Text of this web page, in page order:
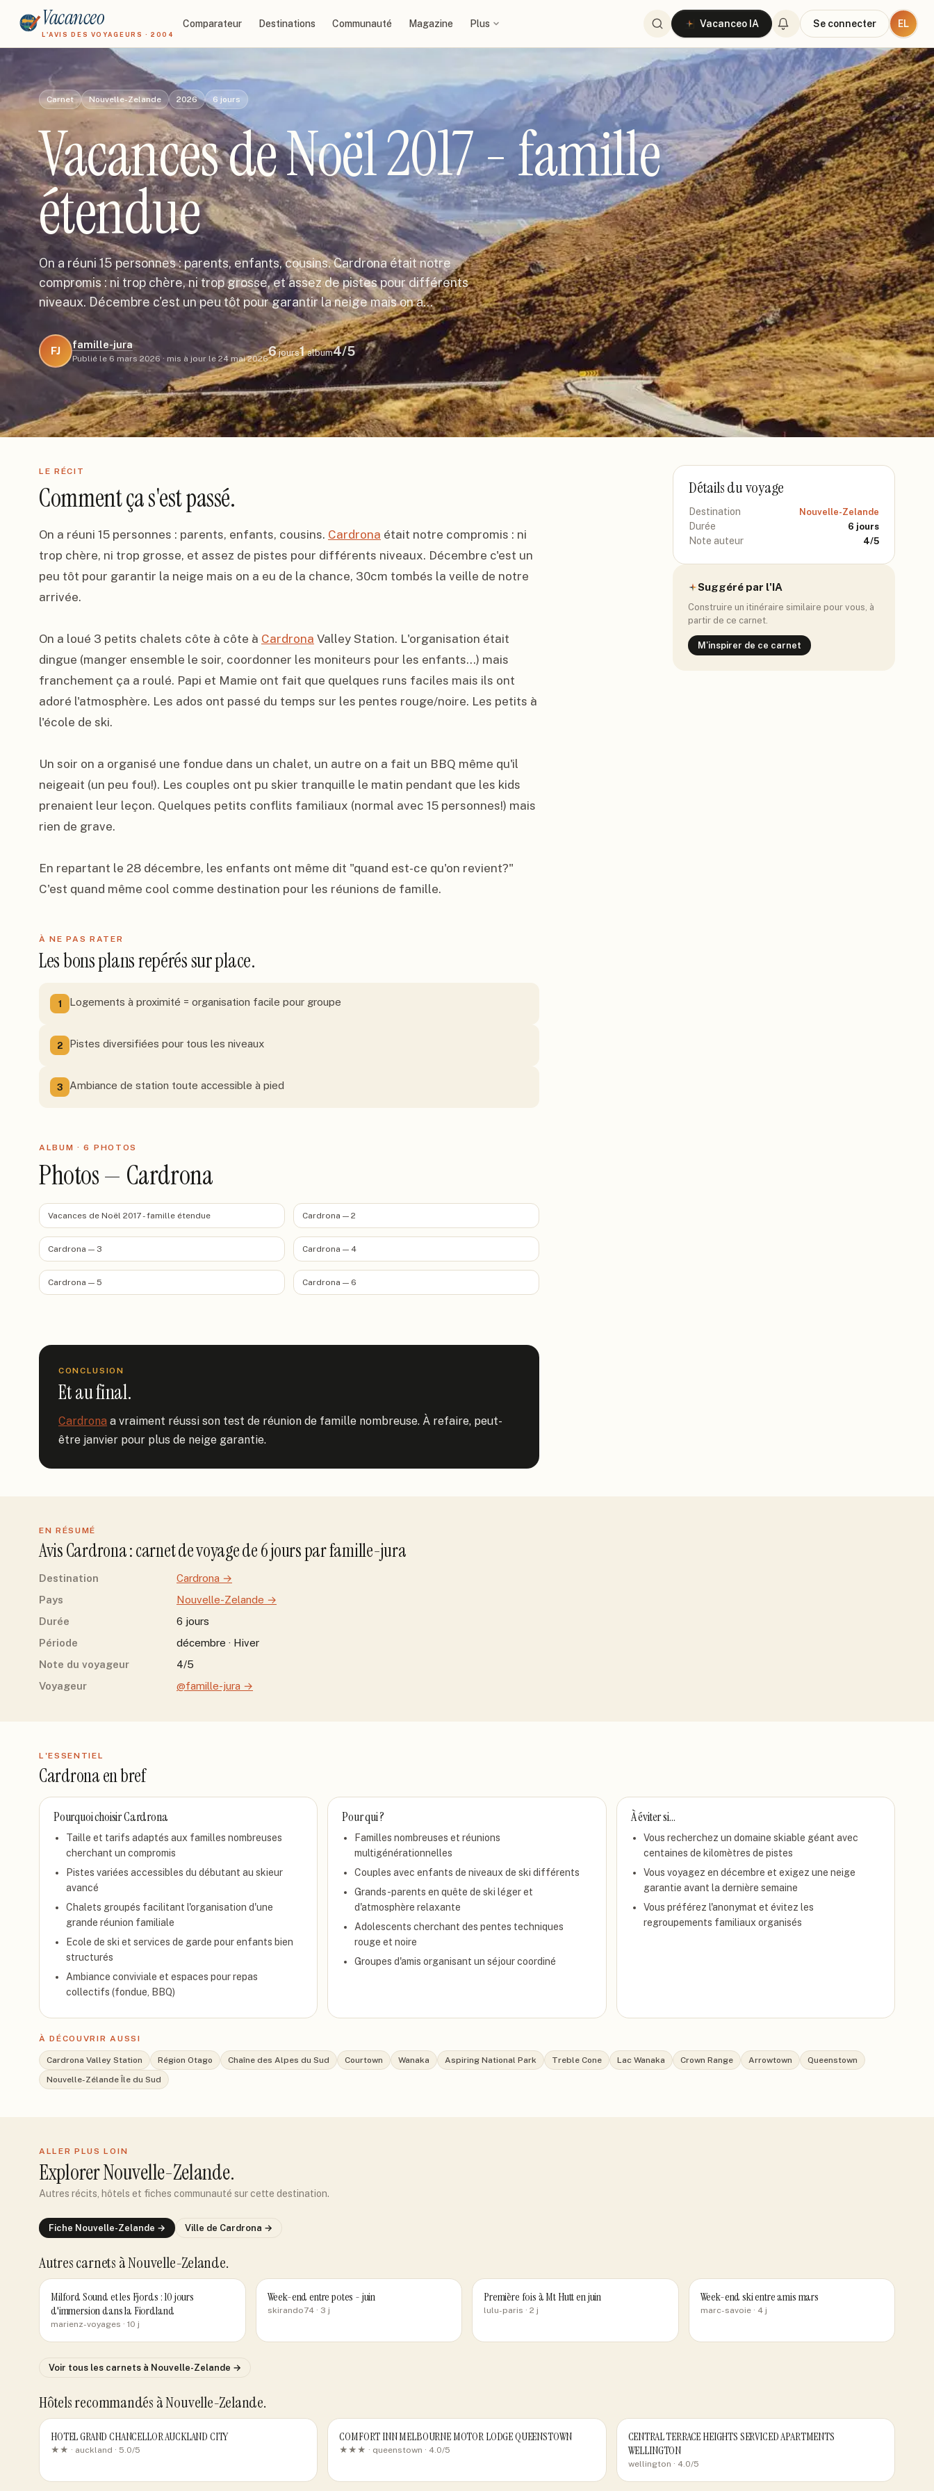
Vacanceo
L'AVIS DES VOYAGEURS · 2004
Comparateur Destinations Communauté Magazine Plus Vacanceo IA Se connecter EL
Carnet Nouvelle-Zelande 2026 6 jours
Vacances de Noël 2017 - famille
étendue
On a réuni 15 personnes : parents, enfants, cousins. Cardrona était notre
compromis : ni trop chère, ni trop grosse, et assez de pistes pour différents
niveaux. Décembre c'est un peu tôt pour garantir la neige mais on a…
FJ
famille-jura
Publié le 6 mars 2026 · mis à jour le 24 mai 2026
6jours1album4/5
LE RÉCIT
Comment ça s'est passé.
On a réuni 15 personnes : parents, enfants, cousins. Cardrona était notre compromis : ni
trop chère, ni trop grosse, et assez de pistes pour différents niveaux. Décembre c'est un
peu tôt pour garantir la neige mais on a eu de la chance, 30cm tombés la veille de notre
arrivée.
On a loué 3 petits chalets côte à côte à Cardrona Valley Station. L'organisation était
dingue (manger ensemble le soir, coordonner les moniteurs pour les enfants...) mais
franchement ça a roulé. Papi et Mamie ont fait que quelques runs faciles mais ils ont
adoré l'atmosphère. Les ados ont passé du temps sur les pentes rouge/noire. Les petits à
l'école de ski.
Un soir on a organisé une fondue dans un chalet, un autre on a fait un BBQ même qu'il
neigeait (un peu fou!). Les couples ont pu skier tranquille le matin pendant que les kids
prenaient leur leçon. Quelques petits conflits familiaux (normal avec 15 personnes!) mais
rien de grave.
En repartant le 28 décembre, les enfants ont même dit "quand est-ce qu'on revient?"
C'est quand même cool comme destination pour les réunions de famille.
À NE PAS RATER
Les bons plans repérés sur place.
1 Logements à proximité = organisation facile pour groupe
2 Pistes diversifiées pour tous les niveaux
3 Ambiance de station toute accessible à pied
ALBUM ·6 PHOTOS
Photos — Cardrona
Vacances de Noël 2017 - famille étendue Cardrona — 2
Cardrona — 3 Cardrona — 4
Cardrona — 5 Cardrona — 6
CONCLUSION
Et au final.
Cardrona a vraiment réussi son test de réunion de famille nombreuse. À refaire, peut-
être janvier pour plus de neige garantie.
Détails du voyage
Destination Nouvelle-Zelande
Durée 6 jours
Note auteur 4/5
Suggéré par l'IA
Construire un itinéraire similaire pour vous, à
partir de ce carnet.
M'inspirer de ce carnet
EN RÉSUMÉ
AvisCardrona: carnet de voyage de6joursparfamille-jura
Destination Cardrona →
Pays
Nouvelle-Zelande →
Durée
6 jours
Période
décembre · Hiver
Note du voyageur
4/5
Voyageur
@famille-jura →
L'ESSENTIEL
Cardronaen bref
Pourquoi choisirCardrona
Taille et tarifs adaptés aux familles nombreuses
cherchant un compromis
Pistes variées accessibles du débutant au skieur
avancé
Chalets groupés facilitant l'organisation d'une
grande réunion familiale
Ecole de ski et services de garde pour enfants bien
structurés
Ambiance conviviale et espaces pour repas
collectifs (fondue, BBQ)
Pour qui ?
Familles nombreuses et réunions
multigénérationnelles
Couples avec enfants de niveaux de ski différents
Grands-parents en quête de ski léger et
d'atmosphère relaxante
Adolescents cherchant des pentes techniques
rouge et noire
Groupes d'amis organisant un séjour coordiné
À éviter si…
Vous recherchez un domaine skiable géant avec
centaines de kilomètres de pistes
Vous voyagez en décembre et exigez une neige
garantie avant la dernière semaine
Vous préférez l'anonymat et évitez les
regroupements familiaux organisés
À DÉCOUVRIR AUSSI
Cardrona Valley Station Région Otago Chaîne des Alpes du Sud Courtown Wanaka Aspiring National Park Treble Cone Lac Wanaka Crown Range Arrowtown
Queenstown
Nouvelle-Zélande Île du Sud
ALLER PLUS LOIN
ExplorerNouvelle-Zelande.
Autres récits, hôtels et fiches communauté sur cette destination.
Fiche Nouvelle-Zelande → Ville de Cardrona →
Autres carnets à Nouvelle-Zelande.
Milford Sound et les Fjords : 10 jours
d'immersion dans la Fiordland
marienz-voyages · 10 j
Week-end entre potes - juin
skirando74· 3 j
Première fois à Mt Hutt en juin
lulu-paris · 2 j
Week-end ski entre amis mars
marc-savoie· 4 j
Voir tous les carnets à Nouvelle-Zelande →
Hôtels recommandés à Nouvelle-Zelande.
HOTEL GRAND CHANCELLOR AUCKLAND CITY
★★ · auckland · 5.0/5
COMFORT INN MELBOURNE MOTOR LODGE QUEENSTOWN
★★★ · queenstown · 4.0/5
CENTRAL TERRACE HEIGHTS SERVICED APARTMENTS
WELLINGTON
wellington · 4.0/5